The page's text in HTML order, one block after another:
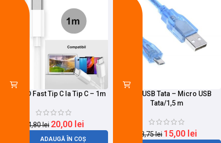
Cablu PD Fast Tip C la Tip C – 1m
24,80lei 20,00 lei
ADAUGĂ ÎN COȘ
Cablu USB Tata – Micro USB
Tata/1,5 m
18,75lei 15,00 lei